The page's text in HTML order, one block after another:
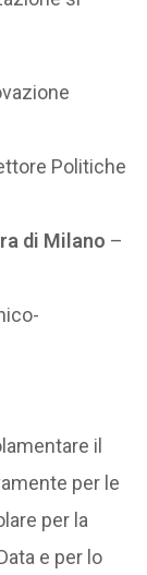
Politiche
di Milano –
il
per le
per la
e per lo